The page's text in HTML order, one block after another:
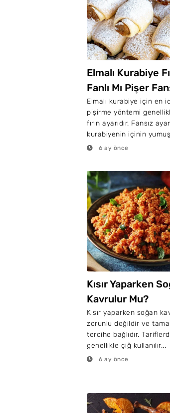
Elmalı Kurabiye
Fanlı Mı Pişer
Elmalı kurabiye için en
pişirme yöntemi
fırın ayarıdır. Fansız
kurabiyenin içinin
6 ay önce
Kısır Yaparken
Kavrulur Mu?
Kısır yaparken soğan
zorunlu değildir ve
tercihe bağlıdır.
genellikle çiğ kullanılır...
6 ay önce